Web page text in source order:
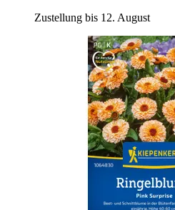
Zustellung bis 12. August